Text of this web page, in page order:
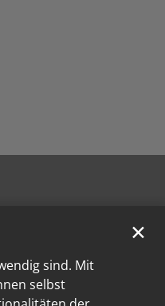
sind. Mit
selbst
✕